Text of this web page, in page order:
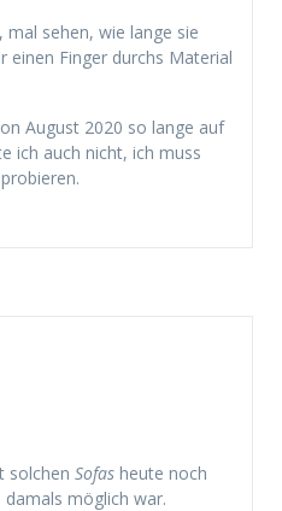
mal sehen, wie lange sie
einen Finger durchs Material
August 2020 so lange auf
ich auch nicht, ich muss
solchen Sofas heute noch
möglich war.